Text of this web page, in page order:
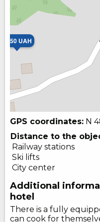
1650 UAH
GPS coordinates: N
Distance to the
Railway stations
Ski lifts
City center
Additional
hotel
There is a fully
can cook for